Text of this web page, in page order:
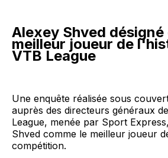
Alexey Shved désigné
meilleur joueur de
VTB League
Une enquête réalisée sous
auprès des directeurs généraux
League, menée par Sport
Shved comme le meilleur joueur
compétition.